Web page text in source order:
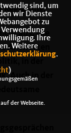
Regierung.
aus. Die
Antworten
Auch in der
sind, um
wir Dienste
zu
Ihre
Weitere
.
)
der Webseite.